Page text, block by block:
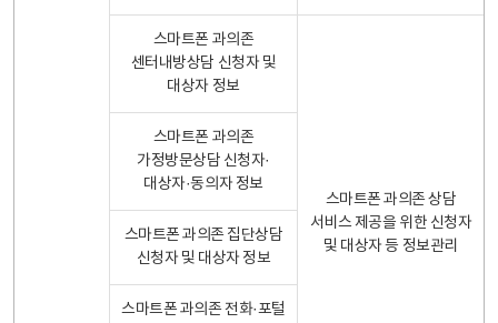
스마트폰 과의존
센터내방상담 신청자 및
대상자 정보
스마트폰 과의존 상담
서비스 제공을 위한 신청자
및 대상자 등 정보관리
스마트폰 과의존
가정방문상담 신청자·
대상자·동의자 정보
스마트폰 과의존 집단상담
신청자 및 대상자 정보
스마트폰 과의존 전화·포털